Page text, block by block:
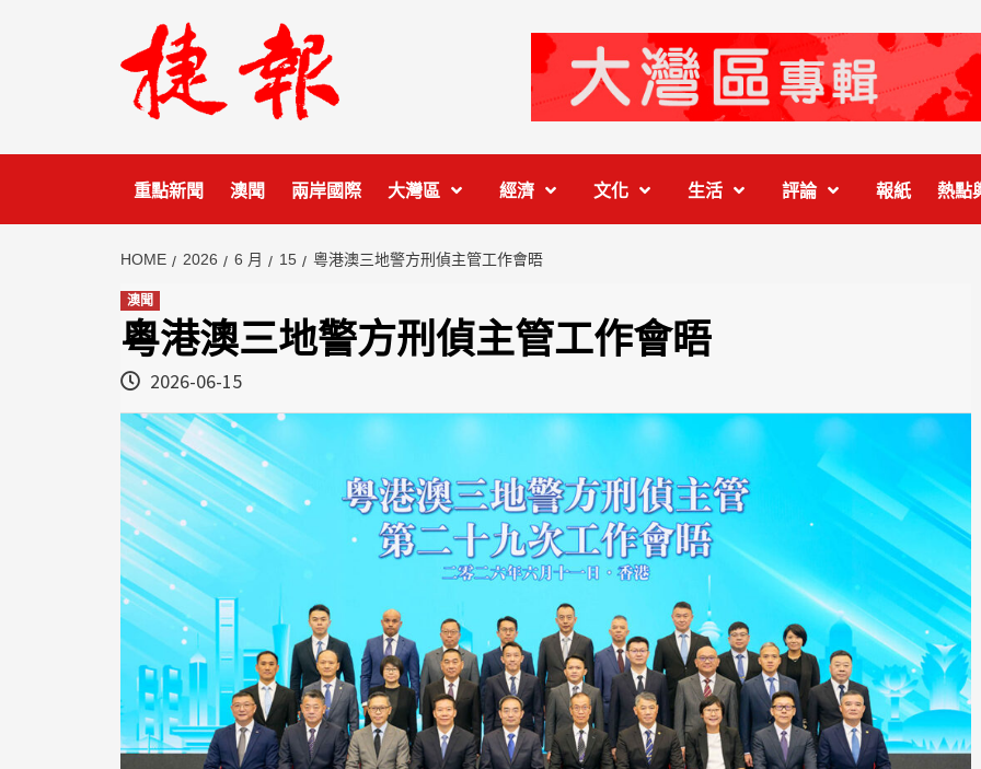
重點新聞 澳聞 兩岸國際 大灣區 經濟 文化 生活 評論 報紙 熱點
HOME 2026 6 月 15 粵港澳三地警方刑偵主管工作會晤
澳聞
粵港澳三地警方刑偵主管工作會晤
2026-06-15